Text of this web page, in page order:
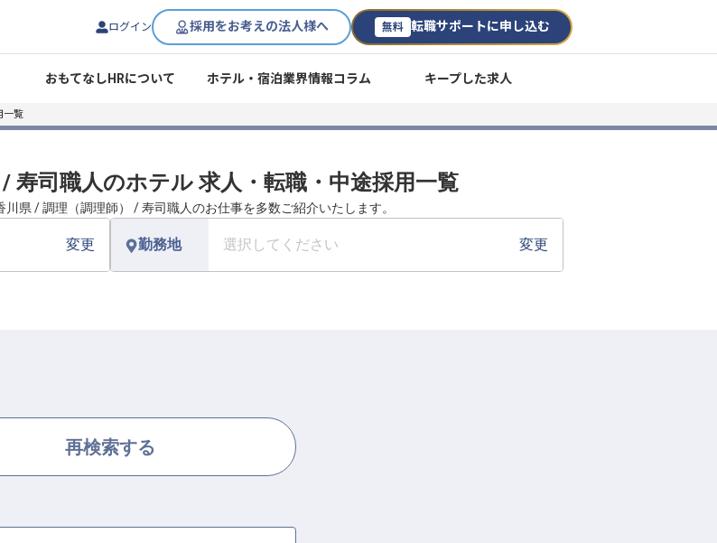
ログイン 採用をお考えの法人様へ 無料 転職サポートに申し込む
おもてなしHRについて ホテル・宿泊業界情報コラム キープした求人
一覧
寿司職人のホテル 求人・転職・中途採用一覧
県 / 調理（調理師） / 寿司職人のお仕事を多数ご紹介いたします。
変更 勤務地 選択してください 変更
再検索する